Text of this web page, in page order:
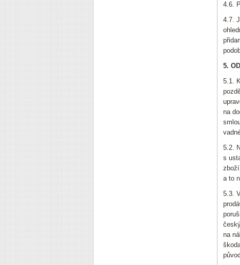
4.6.
4.7.
5.
5.1.
na
5.2.
s
a to
5.3.
na